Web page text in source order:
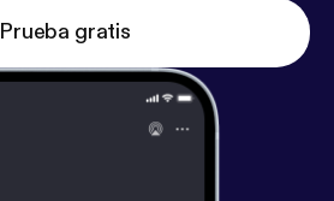
Prueba gratis